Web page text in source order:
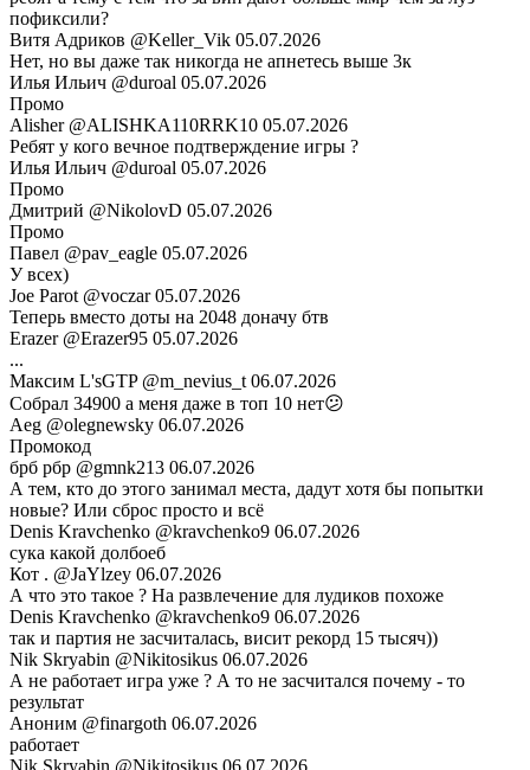
пофиксили?
Витя Адриков @Keller_Vik 05.07.2026
Нет, но вы даже так никогда не апнетесь выше 3к
Илья Ильич @duroal 05.07.2026
Промо
Alisher @ALISHKA110RRK10 05.07.2026
Ребят у кого вечное подтверждение игры ?
Илья Ильич @duroal 05.07.2026
Промо
Дмитрий @NikolovD 05.07.2026
Промо
Павел @pav_eagle 05.07.2026
У всех)
Joe Parot @voczar 05.07.2026
Теперь вместо доты на 2048 доначу бтв
Erazer @Erazer95 05.07.2026
...
Максим L'sGTP @m_nevius_t 06.07.2026
Собрал 34900 а меня даже в топ 10 нет😕
Aeg @olegnewsky 06.07.2026
Промокод
брб рбр @gmnk213 06.07.2026
А тем, кто до этого занимал места, дадут хотя бы попытки
новые? Или сброс просто и всё
Denis Kravchenko @kravchenko9 06.07.2026
сука какой долбоеб
Кот . @JaYlzey 06.07.2026
А что это такое ? На развлечение для лудиков похоже
Denis Kravchenko @kravchenko9 06.07.2026
так и партия не засчиталась, висит рекорд 15 тысяч))
Nik Skryabin @Nikitosikus 06.07.2026
А не работает игра уже ? А то не засчитался почему - то
результат
Аноним @finargoth 06.07.2026
работает